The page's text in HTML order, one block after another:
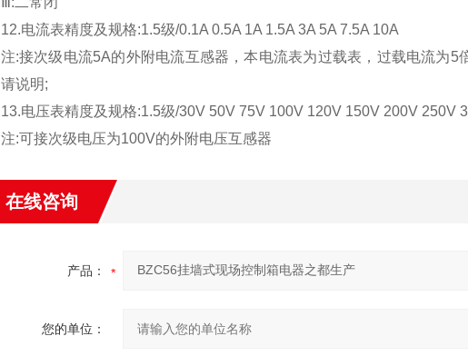
12.电流表精度及规格:1.5级/0.1A 0.5A 1A 1.5A 3A 5A 7.5A 10A
注:接次级电流5A的外附电流互感器，本电流表为过载表，过载电流为
请说明;
13.电压表精度及规格:1.5级/30V 50V 75V 100V 120V 150V 200V 250V
注:可接次级电压为100V的外附电压互感器
在线咨询
产品：
您的单位：